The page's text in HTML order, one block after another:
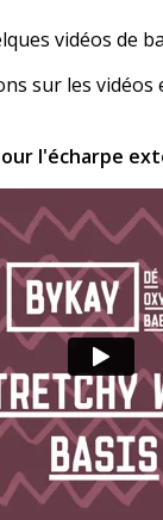
vidéos de
sur les
l'écharpe